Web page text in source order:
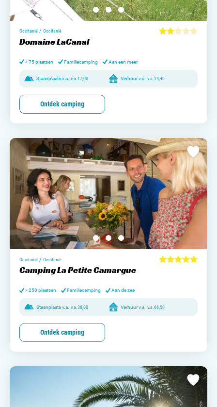
Occitanië / Occitanië
Domaine LaCanal
< 75 plaatsen Familiecamping Aan een meer
Staanplaats v.a. v.a.17,00 Verhuur v.a. v.a.14,40
Ontdek camping
Occitanië / Occitanië
Camping La Petite Camargue
> 250 plaatsen Familiecamping Aan de zee
Staanplaats v.a. v.a. 38,00 Verhuur v.a. v.a. 66,50
Ontdek camping